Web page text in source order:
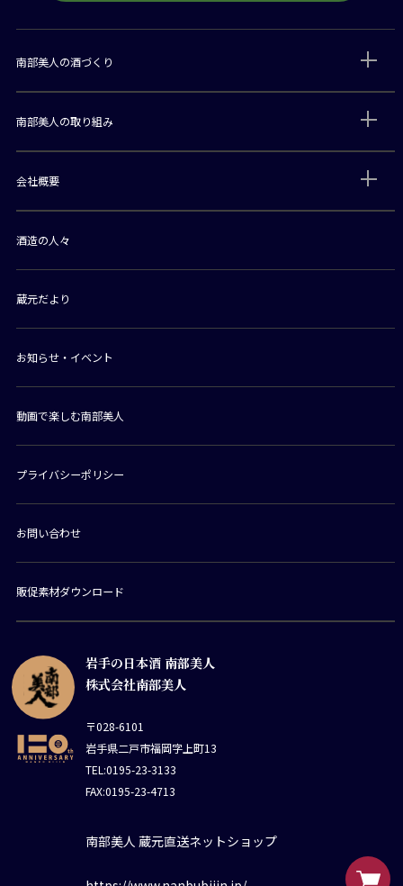
岩手の日本酒 南部美人
株式会社南部美人
〒028-6101
岩手県二戸市福岡字上町13
TEL:0195-23-3133
FAX:0195-23-4713
南部美人 蔵元直送ネットショップ
南部美人の酒づくり
南部美人の取り組み
会社概要
酒造の人々
蔵元だより
お知らせ・イベント
動画で楽しむ南部美人
プライバシーポリシー
お問い合わせ
販促素材ダウンロード